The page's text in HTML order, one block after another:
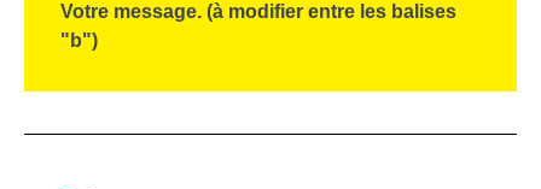
Votre message. (à modifier entre les balises
"b")